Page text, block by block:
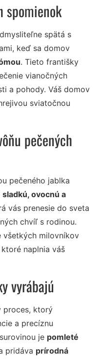
spomienok
spätá s
keď sa domov
. Tieto františky
vianočných
a pohody. Váš domov
sviatočnou
pečených
pečeného jablka
sladkú, ovocnú a
vás prenesie do sveta
chvíľ s rodinou.
všetkých milovníkov
ktoré naplnia váš
vyrábajú
proces, ktorý
a precíznu
je pomleté
pridáva prírodná